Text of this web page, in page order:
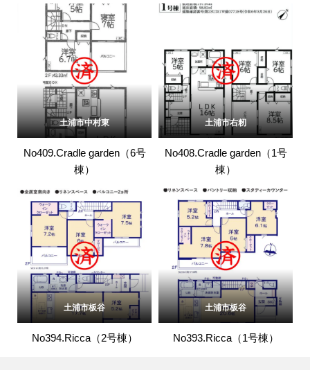
土浦市中村東
No409.Cradle garden（6号
棟）
土浦市右籾
No408.Cradle garden（1号
棟）
土浦市板谷
No394.Ricca（2号棟）
土浦市板谷
No393.Ricca（1号棟）